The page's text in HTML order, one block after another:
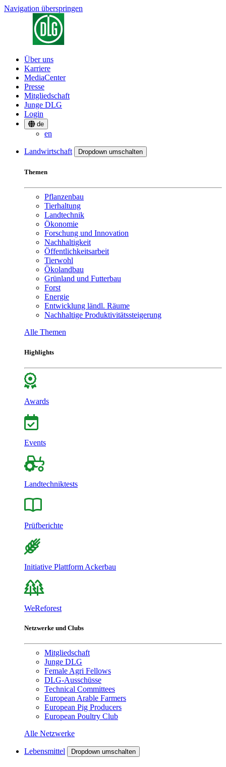
Navigation überspringen
Über uns
Karriere
MediaCenter
Presse
Mitgliedschaft
Junge DLG
Login
de
en
Landwirtschaft Dropdown umschalten
Themen
Pflanzenbau
Tierhaltung
Landtechnik
Ökonomie
Forschung und Innovation
Nachhaltigkeit
Öffentlichkeitsarbeit
Tierwohl
Ökolandbau
Grünland und Futterbau
Forst
Energie
Entwicklung ländl. Räume
Nachhaltige Produktivitätssteigerung
Alle Themen
Highlights
Awards
Events
Landtechniktests
Prüfberichte
Initiative Plattform Ackerbau
WeReforest
Netzwerke und Clubs
Mitgliedschaft
Junge DLG
Female Agri Fellows
DLG-Ausschüsse
Technical Committees
European Arable Farmers
European Pig Producers
European Poultry Club
Alle Netzwerke
Lebensmittel Dropdown umschalten